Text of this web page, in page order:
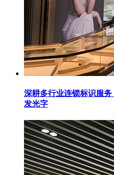
深耕多行业连锁标识服
发光字